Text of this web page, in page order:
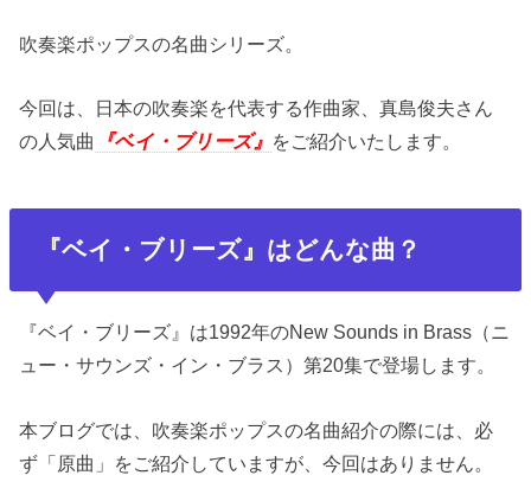
吹奏楽ポップスの名曲シリーズ。
今回は、日本の吹奏楽を代表する作曲家、真島俊夫さん
の人気曲
『ベイ・ブリーズ』 をご紹介いたします。
『ベイ・ブリーズ』はどんな曲？
『ベイ・ブリーズ』は1992年のNew Sounds in Brass（ニ
ュー・サウンズ・イン・ブラス）第20集で登場します。
本ブログでは、吹奏楽ポップスの名曲紹介の際には、必
ず「原曲」をご紹介していますが、今回はありません。